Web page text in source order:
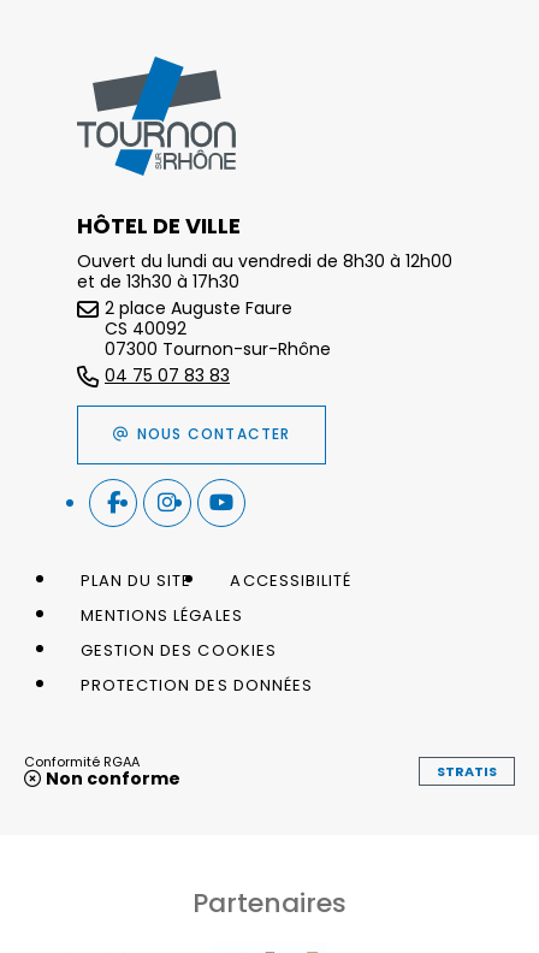
HÔTEL DE VILLE
Ouvert du lundi au vendredi de 8h30 à 12h00
et de 13h30 à 17h30
2 place Auguste Faure
CS 40092
07300 Tournon-sur-Rhône
04 75 07 83 83
NOUS CONTACTER
PLAN DU SITE
ACCESSIBILITÉ
MENTIONS LÉGALES
GESTION DES COOKIES
PROTECTION DES DONNÉES
Conformité RGAA
Non conforme STRATIS
Partenaires